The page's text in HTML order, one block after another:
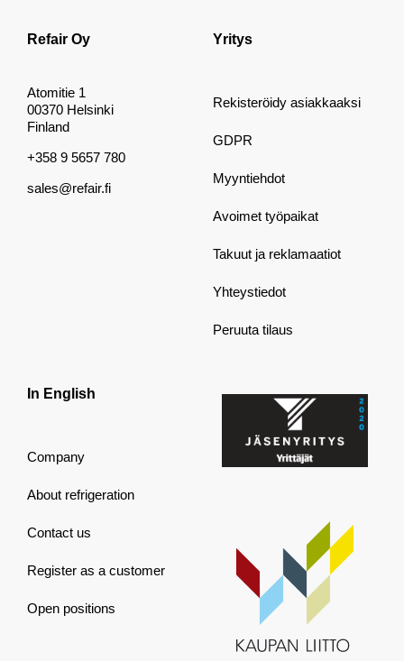
Refair Oy
Atomitie 1
00370 Helsinki
Finland
+358 9 5657 780
sales@refair.fi
Yritys
Rekisteröidy asiakkaaksi
GDPR
Myyntiehdot
Avoimet työpaikat
Takuut ja reklamaatiot
Yhteystiedot
Peruuta tilaus
In English
Company
About refrigeration
Contact us
Register as a customer
Open positions